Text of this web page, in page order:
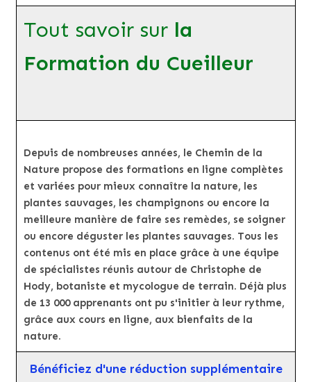
Tout savoir sur la
Formation du Cueilleur
Depuis de nombreuses années, le Chemin de la
Nature propose des formations en ligne complètes
et variées pour mieux connaître la nature, les
plantes sauvages, les champignons ou encore la
meilleure manière de faire ses remèdes, se soigner
ou encore déguster les plantes sauvages. Tous les
contenus ont été mis en place grâce à une équipe
de spécialistes réunis autour de Christophe de
Hody, botaniste et mycologue de terrain. Déjà plus
de 13 000 apprenants ont pu s'initier à leur rythme,
grâce aux cours en ligne, aux bienfaits de la
nature.
Bénéficiez d'une réduction supplémentaire